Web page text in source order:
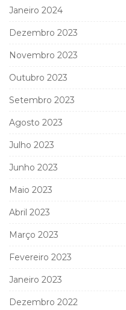
Janeiro 2024
Dezembro 2023
Novembro 2023
Outubro 2023
Setembro 2023
Agosto 2023
Julho 2023
Junho 2023
Maio 2023
Abril 2023
Março 2023
Fevereiro 2023
Janeiro 2023
Dezembro 2022